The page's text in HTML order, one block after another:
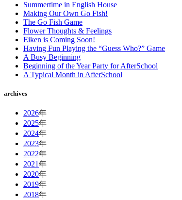
Summertime in English House
Making Our Own Go Fish!
The Go Fish Game
Flower Thoughts & Feelings
Eiken is Coming Soon!
Having Fun Playing the “Guess Who?” Game
A Busy Beginning
Beginning of the Year Party for AfterSchool
A Typical Month in AfterSchool
archives
2026年
2025年
2024年
2023年
2022年
2021年
2020年
2019年
2018年